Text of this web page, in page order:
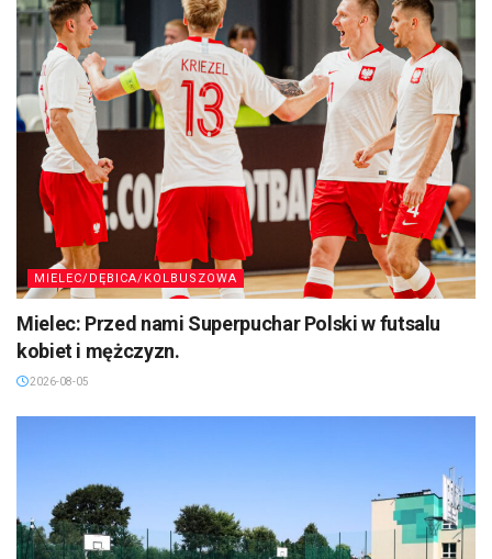
MIELEC/DĘBICA/KOLBUSZOWA
Mielec: Przed nami Superpuchar Polski w futsalu
kobiet i mężczyzn.
2026-08-05